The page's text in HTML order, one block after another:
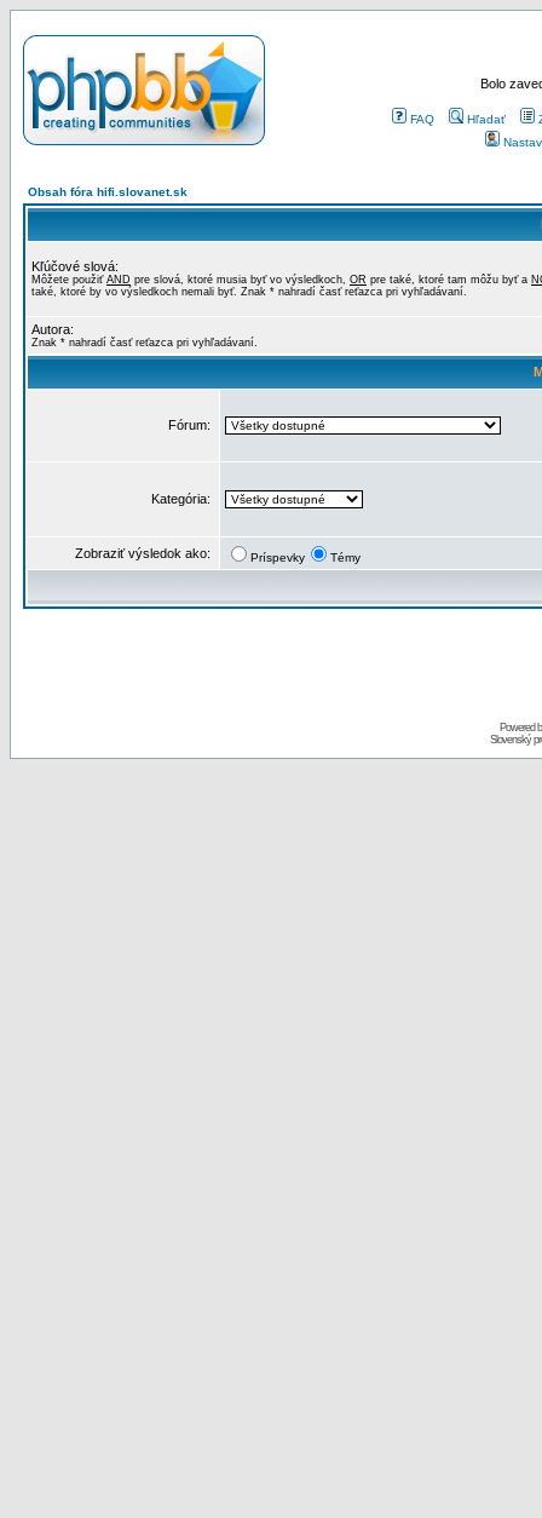
Bolo
FAQ Hľadať
Obsah fóra hifi.slovanet.sk
Kľúčové slová:
Môžete použiť AND pre slová, ktoré musia byť vo výsledkoch, OR pre také, ktoré tam môžu byť a
také, ktoré by vo výsledkoch nemali byť. Znak * nahradí časť reťazca pri vyhľadávaní.
Autora:
Znak * nahradí časť reťazca pri vyhľadávaní.
Fórum:
Kategória:
Zobraziť výsledok ako: Príspevky Témy
Powered
Slovenský